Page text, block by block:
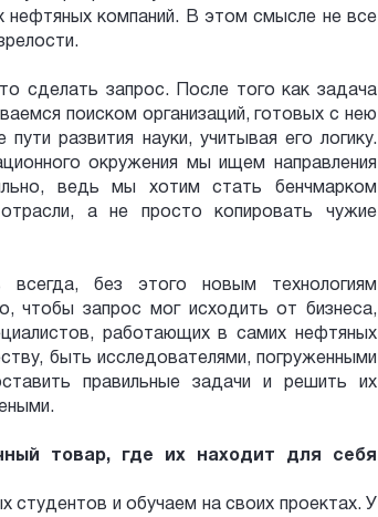
нефтяных компаний. В этом смысле не все
сделать запрос. После того как задача
поиском организаций, готовых с нею
развития науки, учитывая его логику.
окружения мы ищем направления
ведь мы хотим стать бенчмарком
а не просто копировать чужие
без этого новым технологиям
чтобы запрос мог исходить от бизнеса,
работающих в самих нефтяных
быть исследователями, погруженными
правильные задачи и решить их
товар, где их находит для себя
и обучаем на своих проектах. У